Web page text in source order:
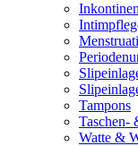
Tampons
Taschen-
Watte &